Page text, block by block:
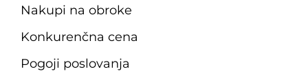
Nakupi na obroke
Konkurenčna cena
Pogoji poslovanja